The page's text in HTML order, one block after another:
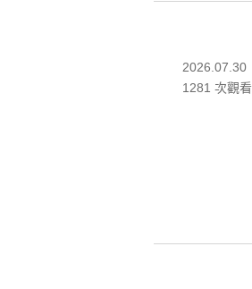
2026.07.30
1281 次觀看